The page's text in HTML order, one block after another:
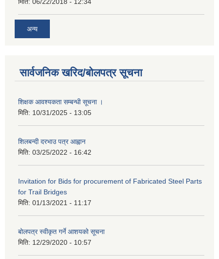
अन्य
सार्वजनिक खरिद/बोलपत्र सूचना
शिक्षक आवश्यकता सम्बन्धी सूचना ।
मिति: 10/31/2025 - 13:05
शिलबन्दी दरभाउ पत्र आह्वान
मिति: 03/25/2022 - 16:42
Invitation for Bids for procurement of Fabricated Steel Parts
for Trail Bridges
मिति: 01/13/2021 - 11:17
बोलपत्र स्वीकृत गर्ने आशयको सूचना
मिति: 12/29/2020 - 10:57